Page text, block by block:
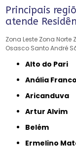
Principais
atende
Zona Leste Zona Norte
Osasco Santo André
Alto do Pari
Anália Franco
Aricanduva
Artur Alvim
Belém
Ermelino